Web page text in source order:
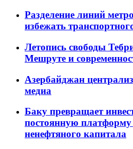
Разделение линий
избежать
Летопись свободы
Мешруте и
Азербайджан
медиа
Баку превращает
постоянную
ненефтяного капитала